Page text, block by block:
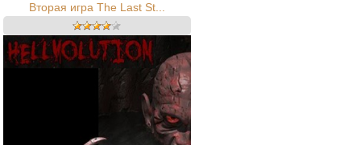
Вторая игра The Last St...